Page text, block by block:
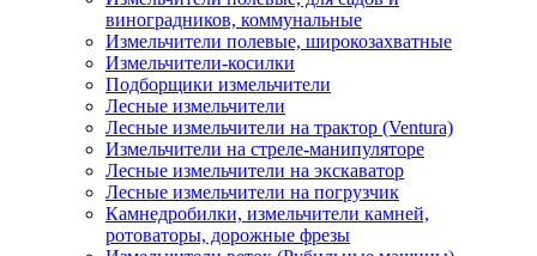
виноградников, коммунальные
Измельчители полевые, широкозахватные
Измельчители-косилки
Подборщики измельчители
Лесные измельчители
Лесные измельчители на трактор (Ventura)
Измельчители на стреле-манипуляторе
Лесные измельчители на экскаватор
Лесные измельчители на погрузчик
Камнедробилки, измельчители камней,
ротоваторы, дорожные фрезы